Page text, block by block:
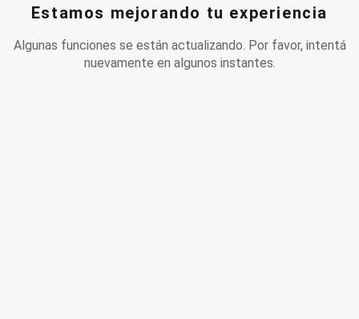
Estamos mejorando tu experiencia
Algunas funciones se están actualizando. Por favor, intentá
nuevamente en algunos instantes.